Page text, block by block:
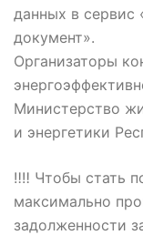
данных в сервис
документ».
Организаторы
Министерство
и энергетики
‼️‼️ Чтобы стать
максимально
задолженности